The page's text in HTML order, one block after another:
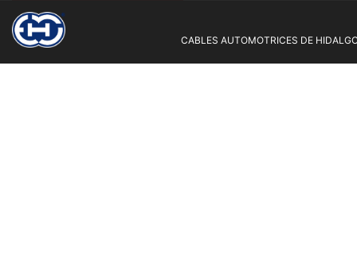
CABLES AUTOMOTRICES DE